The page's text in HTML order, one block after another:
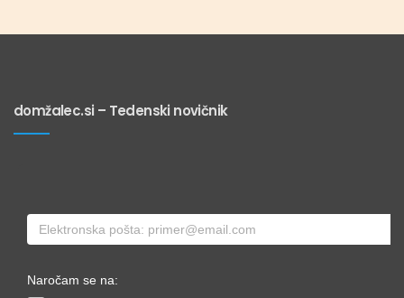
domžalec.si – Tedenski novičnik
Naročam se na: